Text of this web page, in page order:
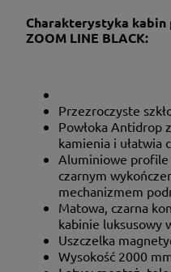
Charakterystyka
ZOOM LINE BLACK:
Przezroczyste
Powłoka Antidrop
kamienia i ułatwia
Aluminiowe
czarnym
mechanizmem
Matowa, czarna
kabinie luksusowy
Uszczelka
Wysokość 2000